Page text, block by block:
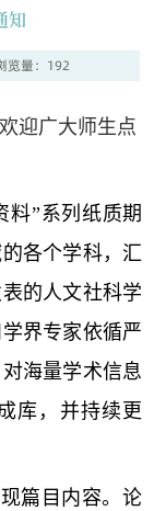
知
览量： 192
迎广大师生点
料”系列纸质期
各个学科，汇
的人文社科学
界专家依循严
海量学术信息
库，并持续更
篇目内容。论